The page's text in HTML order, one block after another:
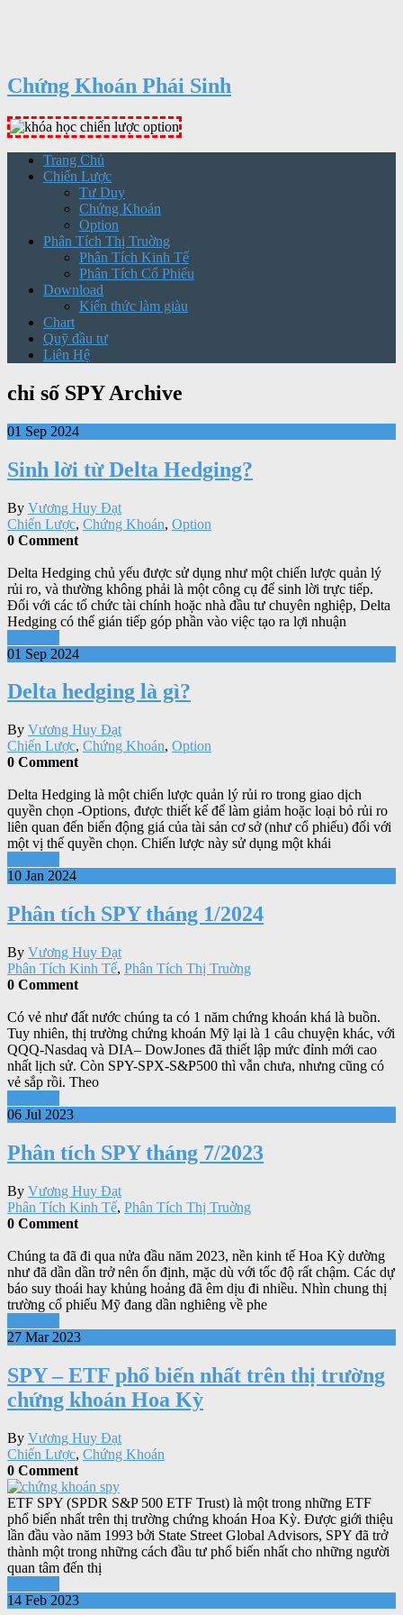
Chứng Khoán Phái Sinh
Trang Chủ
Chiến Lược
Tư Duy
Chứng Khoán
Option
Phân Tích Thị Truờng
Phân Tích Kinh Tế
Phân Tích Cổ Phiếu
Download
Kiến thức làm giàu
Chart
Quỹ đầu tư
Liên Hệ
chỉ số SPY Archive
01 Sep 2024
Sinh lời từ Delta Hedging?
By Vương Huy Đạt
Chiến Lược, Chứng Khoán, Option
0 Comment
Delta Hedging chủ yếu được sử dụng như một chiến lược quản lý
rủi ro, và thường không phải là một công cụ để sinh lời trực tiếp.
Đối với các tổ chức tài chính hoặc nhà đầu tư chuyên nghiệp, Delta
Hedging có thể gián tiếp góp phần vào việc tạo ra lợi nhuận
01 Sep 2024
Delta hedging là gì?
By Vương Huy Đạt
Chiến Lược, Chứng Khoán, Option
0 Comment
Delta Hedging là một chiến lược quản lý rủi ro trong giao dịch
quyền chọn -Options, được thiết kế để làm giảm hoặc loại bỏ rủi ro
liên quan đến biến động giá của tài sản cơ sở (như cổ phiếu) đối với
một vị thế quyền chọn. Chiến lược này sử dụng một khái
10 Jan 2024
Phân tích SPY tháng 1/2024
By Vương Huy Đạt
Phân Tích Kinh Tế, Phân Tích Thị Truờng
0 Comment
Có vẻ như đất nước chúng ta có 1 năm chứng khoán khá là buồn.
Tuy nhiên, thị trường chứng khoán Mỹ lại là 1 câu chuyện khác, với
QQQ-Nasdaq và DIA– DowJones đã thiết lập mức đỉnh mới cao
nhất lịch sử. Còn SPY-SPX-S&P500 thì vẫn chưa, nhưng cũng có
vẻ sắp rồi. Theo
06 Jul 2023
Phân tích SPY tháng 7/2023
By Vương Huy Đạt
Phân Tích Kinh Tế, Phân Tích Thị Truờng
0 Comment
Chúng ta đã đi qua nửa đầu năm 2023, nền kinh tế Hoa Kỳ dường
như đã dần dần trở nên ổn định, mặc dù với tốc độ rất chậm. Các dự
báo suy thoái hay khủng hoảng đã êm dịu đi nhiều. Nhìn chung thị
trường cổ phiếu Mỹ đang dần nghiêng về phe
27 Mar 2023
SPY – ETF phổ biến nhất trên thị trường
chứng khoán Hoa Kỳ
By Vương Huy Đạt
Chiến Lược, Chứng Khoán
0 Comment
ETF SPY (SPDR S&P 500 ETF Trust) là một trong những ETF
phổ biến nhất trên thị trường chứng khoán Hoa Kỳ. Được giới thiệu
lần đầu vào năm 1993 bởi State Street Global Advisors, SPY đã trở
thành một trong những cách đầu tư phổ biến nhất cho những người
quan tâm đến thị
14 Feb 2023